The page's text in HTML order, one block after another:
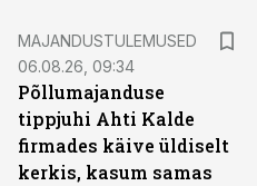
MAJANDUSTULEMUSED
06.08.26, 09:34
Põllumajanduse
tippjuhi Ahti Kalde
firmades käive üldiselt
kerkis, kasum samas